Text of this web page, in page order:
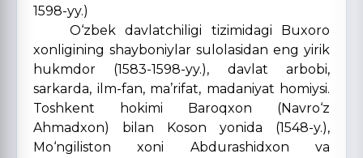
1598-yy.)
O‘zbek davlatchiligi tizimidagi Buxoro
xonligining shayboniylar sulolasidan eng yirik
hukmdor (1583-1598-yy.), davlat arbobi,
sarkarda, ilm-fan, ma’rifat, madaniyat homiysi.
Toshkent hokimi Baroqxon (Navro‘z
Ahmadxon) bilan Koson yonida (1548-y.),
Mo‘ngiliston xoni Abdurashidxon va